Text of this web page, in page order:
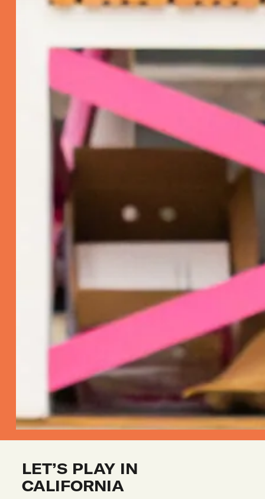
LET’S PLAY IN
CALIFORNIA